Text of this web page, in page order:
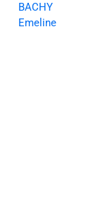
BACHY
Emeline